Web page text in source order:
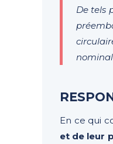
De tels
En ce qui
et de leur